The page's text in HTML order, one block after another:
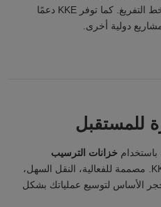
المشروع، اختيار المنتج، وتحسين خط التفريغ. كما توفر KKE دعمًا
للمستقبل
خزانات الترسيب
عالية الأداء من KKE. مصممة للفعالية، النقل السهل،
الأساس لتوسيع عملياتك بشكل